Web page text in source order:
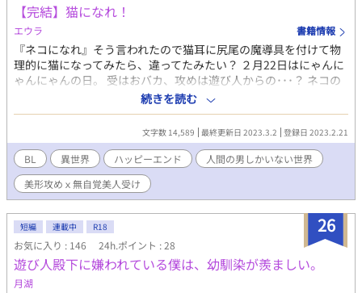
【完結】猫になれ！
エウラ 書籍情報
『ネコになれ』そう言われたので猫耳に尻尾の魔導具を付けて物
理的に猫になってみたら、違ってたみたい？ ２月22日はにゃんに
ゃんにゃんの日。 受はおバカ、攻めは遊び人からの･･･？ ネコの
日にちなんだ軽い話です。 人間しかいない世界です。男しかいな
い世界です。男性妊娠は魔法でファンタジーと言うことで。作中
には妊娠出産表現はありません。 数話で終わる予定です。 Ｒ１８
には＊印付きます。
続きを読む
文字数 14,589 最終更新日 2023.3.2 登録日 2023.2.21
BL 異世界 ハッピーエンド
人間の男しかいない世界
美形攻めｘ無自覚美人受け
26
短編 連載中 R18
お気に入り : 146 24h.ポイント : 28
遊び人殿下に嫌われている僕は、幼馴染が羨ましい。
月湖